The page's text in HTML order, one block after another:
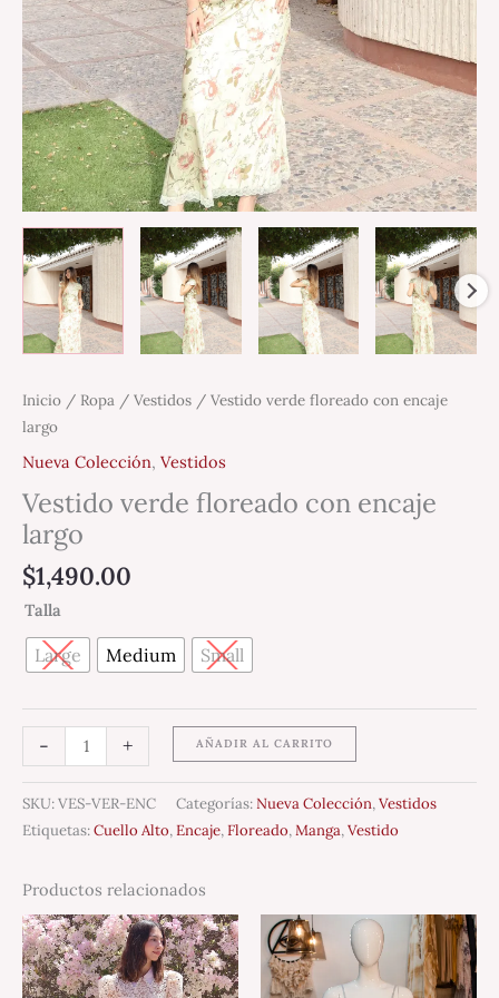
Inicio / Ropa / Vestidos / Vestido verde floreado con encaje
largo
Nueva Colección, Vestidos
Vestido verde floreado con encaje
largo
$1,490.00
Talla
Large Medium Small
- + AÑADIR AL CARRITO
SKU:VES-VER-ENC Categorías:Nueva Colección,Vestidos
Etiquetas:Cuello Alto,Encaje,Floreado,Manga,Vestido
Productos relacionados